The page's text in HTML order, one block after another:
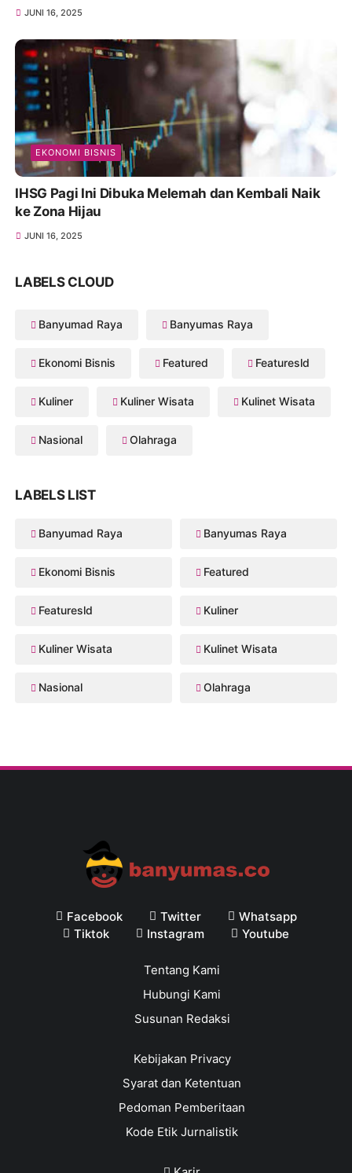
JUNI 16, 2025
EKONOMI BISNIS
IHSG Pagi Ini Dibuka Melemah dan Kembali Naik
ke Zona Hijau
JUNI 16, 2025
LABELS CLOUD
Banyumad Raya Banyumas Raya
Ekonomi Bisnis Featured Featuresld
Kuliner Kuliner Wisata Kulinet Wisata
Nasional Olahraga
LABELS LIST
Banyumad Raya Banyumas Raya
Ekonomi Bisnis Featured
Featuresld Kuliner
Kuliner Wisata Kulinet Wisata
Nasional Olahraga
Facebook Twitter
Whatsapp
Tiktok
Instagram Youtube
Tentang Kami
Hubungi Kami
Susunan Redaksi
Kebijakan Privacy
Syarat dan Ketentuan
Pedoman Pemberitaan
Kode Etik Jurnalistik